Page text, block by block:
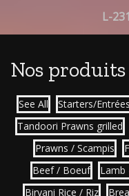
L-
Nos produits
See All Starters/Entrées
Tandoori Prawns grilled
Prawns / Scampis
Beef / Boeuf
Lamb
Biryani Rice / Riz